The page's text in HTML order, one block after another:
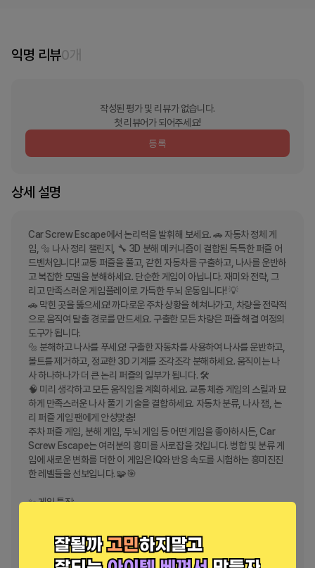
익명 리뷰0개
작성된 평가 및 리뷰가 없습니다.
첫 리뷰어가 되어주세요!
등록
상세 설명
Car Screw Escape에서 논리력을 발휘해 보세요. 🚗 자동차 정체 게
임, 🔩 나사 정리 챌린지, 🔧 3D 분해 메커니즘이 결합된 독특한 퍼즐 어
드벤처입니다! 교통 퍼즐을 풀고, 갇힌 자동차를 구출하고, 나사를 운반하
고 복잡한 모델을 분해하세요. 단순한 게임이 아닙니다. 재미와 전략, 그
리고 만족스러운 게임플레이로 가득한 두뇌 운동입니다! 💡
🚗 막힌 곳을 뚫으세요! 까다로운 주차 상황을 헤쳐나가고, 차량을 전략적
으로 움직여 탈출 경로를 만드세요. 구출한 모든 차량은 퍼즐 해결 여정의
도구가 됩니다.
🔩 분해하고 나사를 푸세요! 구출한 자동차를 사용하여 나사를 운반하고,
볼트를 제거하고, 정교한 3D 기계를 조각조각 분해하세요. 움직이는 나
사 하나하나가 더 큰 논리 퍼즐의 일부가 됩니다. 🛠️
🧠 미리 생각하고 모든 움직임을 계획하세요. 교통 체증 게임의 스릴과 묘
하게 만족스러운 나사 풀기 기술을 결합하세요. 자동차 분류, 나사 잼, 논
리 퍼즐 게임 팬에게 안성맞춤!
주차 퍼즐 게임, 분해 게임, 두뇌 게임 등 어떤 게임을 좋아하시든, Car
Screw Escape는 여러분의 흥미를 사로잡을 것입니다. 병합 및 분류 게
임에 새로운 변화를 더한 이 게임은 IQ와 반응 속도를 시험하는 흥미진진
한 레벨들을 선보입니다. 🧩🎯
✨ 게임 특징:
🚙 혁신적인 자동차 + 나사 게임플레이 - 자동차 퍼즐과 3D 분해 게임의